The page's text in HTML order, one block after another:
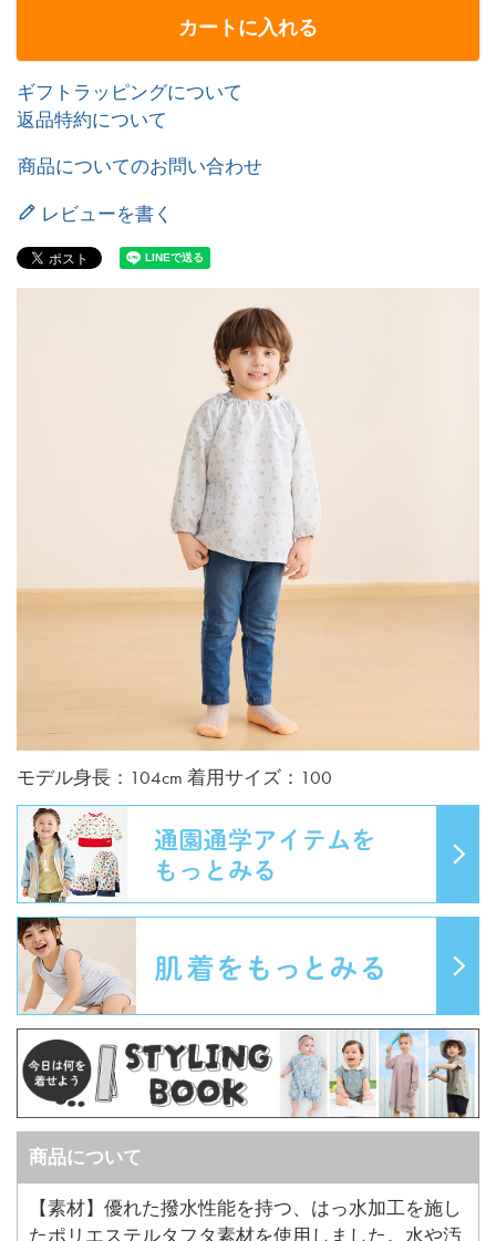
カートに入れる
ギフトラッピングについて
返品特約について
商品についてのお問い合わせ
レビューを書く
モデル身長：104cm 着用サイズ：100
商品について
【素材】優れた撥水性能を持つ、はっ水加工を施し
たポリエステルタフタ素材を使用しました。水や汚